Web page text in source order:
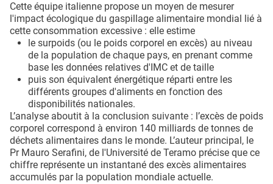
Cette équipe italienne propose un moyen de mesurer
l'impact écologique du gaspillage alimentaire mondial lié à
cette consommation excessive : elle estime
le surpoids (ou le poids corporel en excès) au niveau
de la population de chaque pays, en prenant comme
base les données relatives d'IMC et de taille
puis son équivalent énergétique réparti entre les
différents groupes d'aliments en fonction des
disponibilités nationales.
L’analyse aboutit à la conclusion suivante : l’excès de poids
corporel correspond à environ 140 milliards de tonnes de
déchets alimentaires dans le monde. L’auteur principal, le
Pr Mauro Serafini, de l'Université de Teramo précise que ce
chiffre représente un instantané des excès alimentaires
accumulés par la population mondiale actuelle.